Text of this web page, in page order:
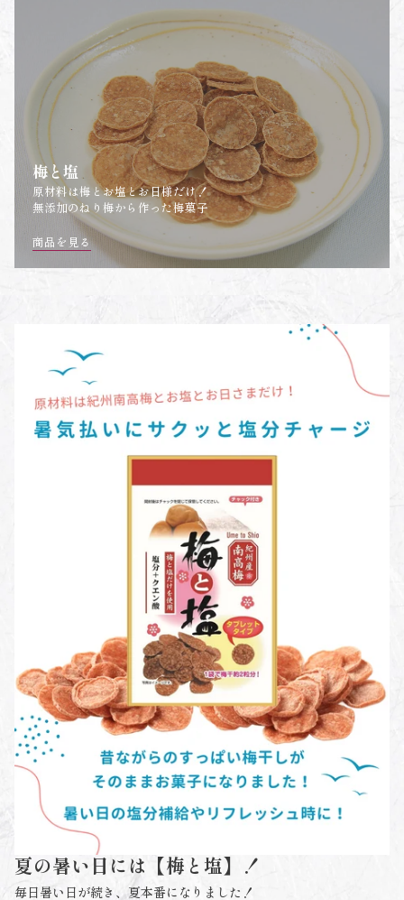
梅と塩
原材料は梅とお塩とお日様だけ！
無添加のねり梅から作った梅菓子
商品を見る
夏の暑い日には【梅と塩】！
毎日暑い日が続き、夏本番になりました！